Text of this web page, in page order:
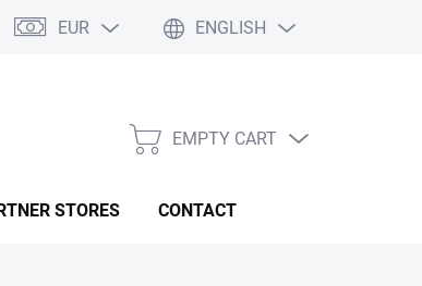
EUR ENGLISH
SHOPPING
EMPTY CART
STORES CONTACT